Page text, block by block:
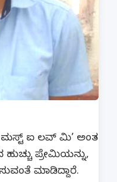
ಮಸ್ಟ್ ಐ ಲವ್ ಮಿ‌’ ಅಂತ
ಪ್ರೇಮಿಯನ್ನು,
ಮಾಡಿದ್ದಾರೆ.